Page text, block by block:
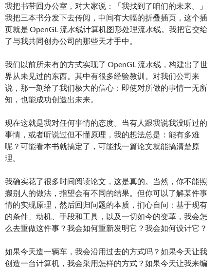
我把书带回办公室，对大家说：「我找到了咱们的未来。」
我把三本书分发下去传阅，中间有大幅的折叠插页，这个插
页就是 OpenGL 流水线计算机图形处理流水线。我把它交给
了与我共同创办公司的那些天才手中。
我们以前所未有的方式实现了 OpenGL 流水线，构建出了世
界从未见过的东西。其中有很多经验教训。对我们公司来
说，那一刻给了我们极大的信心：即使对所做的事情一无所
知，也能成功创造出未来。
现在这就是我对任何事情的态度。当有人跟我说我没听过的
事情，或者听说过但不懂原理，我的想法总是：能有多难
呢？可能看本书就搞定了，可能找一篇论文就能搞清楚原
理。
我确实花了很多时间阅读论文，这是真的。当然，你不能照
搬别人的做法，指望会有不同的结果。但你可以了解某件事
情的实现原理，然后回归问题的本质，扪心自问：基于现有
的条件、动机、手段和工具，以及一切如今的变革，我会怎
么去重做这件事？我会如何重新发明它？我会如何设计它？
如果今天造一辆车，我会沿用过去的方式吗？如果今天让我
创造一台计算机，我会采用怎样的方式？如果今天让我来编